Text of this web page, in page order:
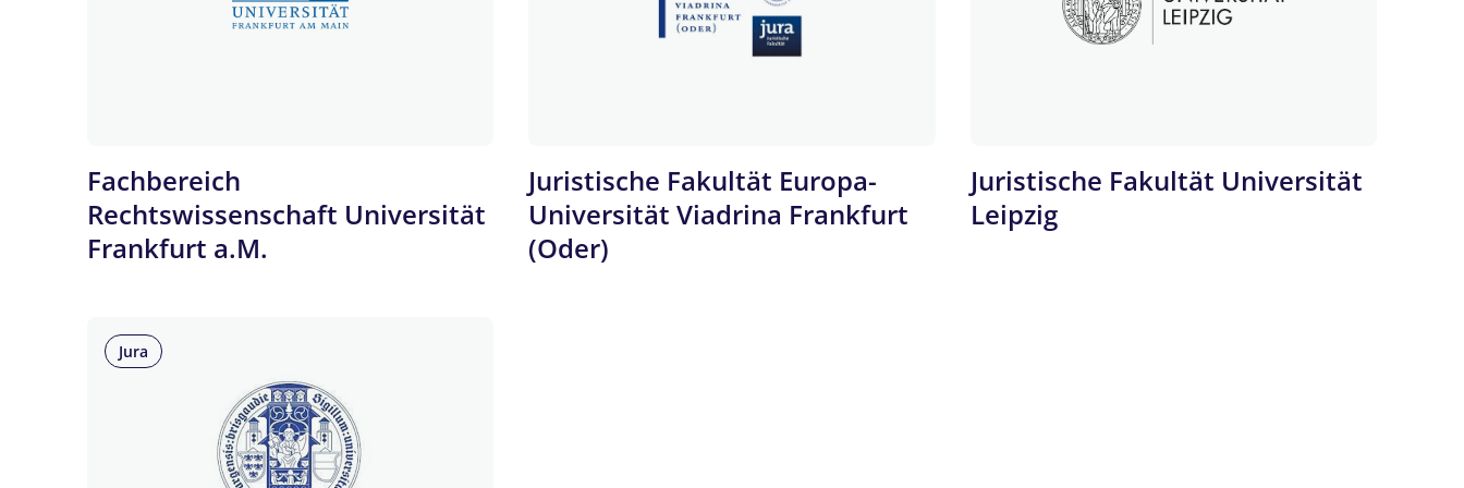
Fachbereich
Rechtswissenschaft Universität
Frankfurt a.M.
Juristische Fakultät Europa-
Universität Viadrina Frankfurt
(Oder)
Juristische Fakultät Universität
Leipzig
Jura